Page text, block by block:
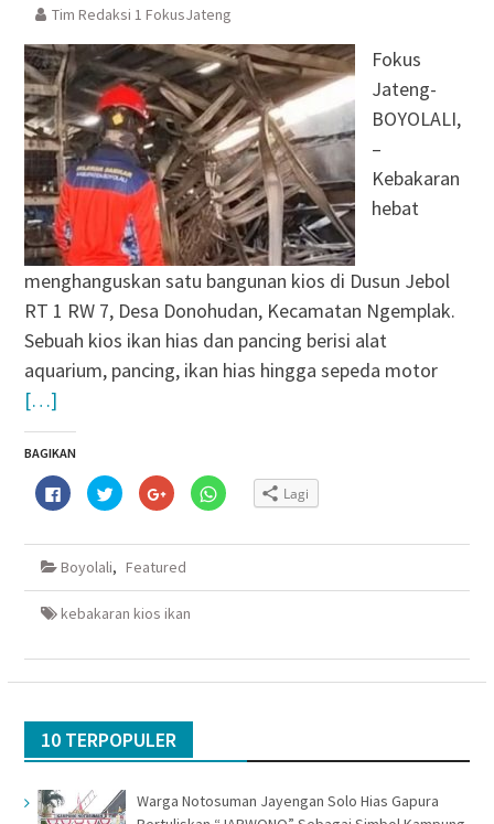
Tim Redaksi 1 FokusJateng
Fokus
Jateng-
BOYOLALI,
–
Kebakaran
hebat
menghanguskan satu bangunan kios di Dusun Jebol
RT 1 RW 7, Desa Donohudan, Kecamatan Ngemplak.
Sebuah kios ikan hias dan pancing berisi alat
aquarium, pancing, ikan hias hingga sepeda motor
[…]
BAGIKAN
Klik
untuk
membagikan
Facebook(Membuka
jendela
yang
baru)
Klik
untuk
berbagi
Twitter(Membuka
jendela
baru)
Klik
untuk
berbagi
Google+
di
yang
baru)
Klik
untuk
WhatsApp(Membuka
baru)
Lagi
Boyolali, Featured
kebakaran kios ikan
10 TERPOPULER
Warga Notosuman Jayengan Solo Hias Gapura